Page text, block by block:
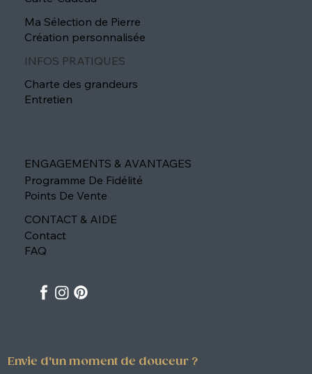
Ma Sélection de Pierre
Création personnalisée
INFOS PRATIQUES
Charte des grandeurs
Entretien
ENGAGEMENTS & AVANTAGES
Programme De Fidélité
Points De Vente
CONTACT & AIDE
Contact
FAQ
Envie d'un moment de douceur ?